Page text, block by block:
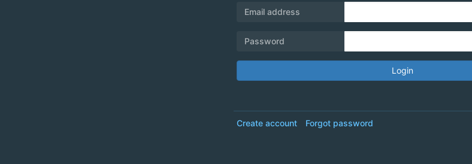
Email address
Password
Login
Create account Forgot password